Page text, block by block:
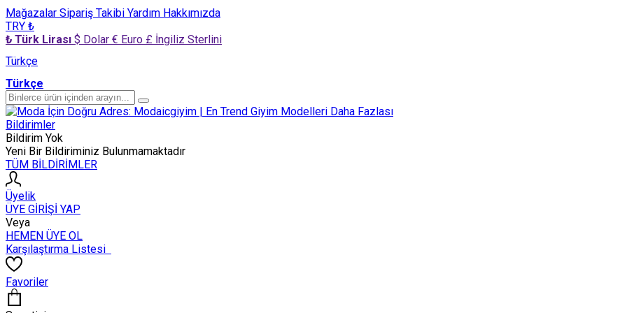
Mağazalar Sipariş Takibi Yardım Hakkımızda
TRY ₺
₺ Türk Lirası $ Dolar € Euro £ İngiliz Sterlini
Türkçe
Türkçe
Bildirimler
Bildirim Yok
Yeni Bir Bildiriminiz Bulunmamaktadır
TÜM BİLDİRİMLER
Üyelik
ÜYE GİRİŞİ YAP
Veya
HEMEN ÜYE OL
Karşılaştırma Listesi
Favoriler